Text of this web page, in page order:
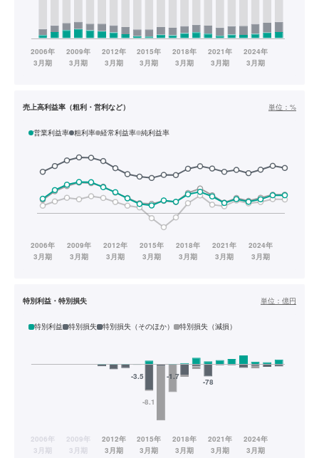
売上高利益率（粗利・営利など） 単位： %
営業利益率 粗利率 経常利益率 純利益率
特別利益・特別損失 単位： 億円
特別利益 特別損失 特別損失（そのほか） 特別損失（減損）